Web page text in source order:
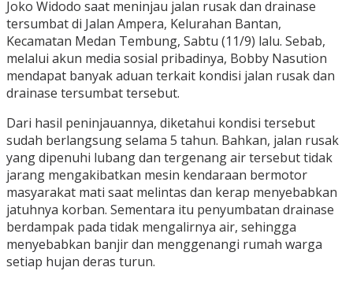
Joko Widodo saat meninjau jalan rusak dan drainase
tersumbat di Jalan Ampera, Kelurahan Bantan,
Kecamatan Medan Tembung, Sabtu (11/9) lalu. Sebab,
melalui akun media sosial pribadinya, Bobby Nasution
mendapat banyak aduan terkait kondisi jalan rusak dan
drainase tersumbat tersebut.
Dari hasil peninjauannya, diketahui kondisi tersebut
sudah berlangsung selama 5 tahun. Bahkan, jalan rusak
yang dipenuhi lubang dan tergenang air tersebut tidak
jarang mengakibatkan mesin kendaraan bermotor
masyarakat mati saat melintas dan kerap menyebabkan
jatuhnya korban. Sementara itu penyumbatan drainase
berdampak pada tidak mengalirnya air, sehingga
menyebabkan banjir dan menggenangi rumah warga
setiap hujan deras turun.